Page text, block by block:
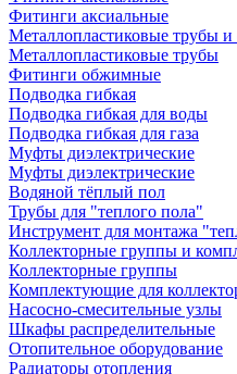
Фитинги аксиальные
Металлопластиковые трубы
Металлопластиковые трубы
Фитинги обжимные
Подводка гибкая
Подводка гибкая для воды
Подводка гибкая для газа
Муфты диэлектрические
Муфты диэлектрические
Водяной тёплый пол
Трубы для "теплого пола"
Инструмент для монтажа
Коллекторные группы и
Коллекторные группы
Комплектующие для
Насосно-смесительные узлы
Шкафы распределительные
Отопительное оборудование
Радиаторы отопления